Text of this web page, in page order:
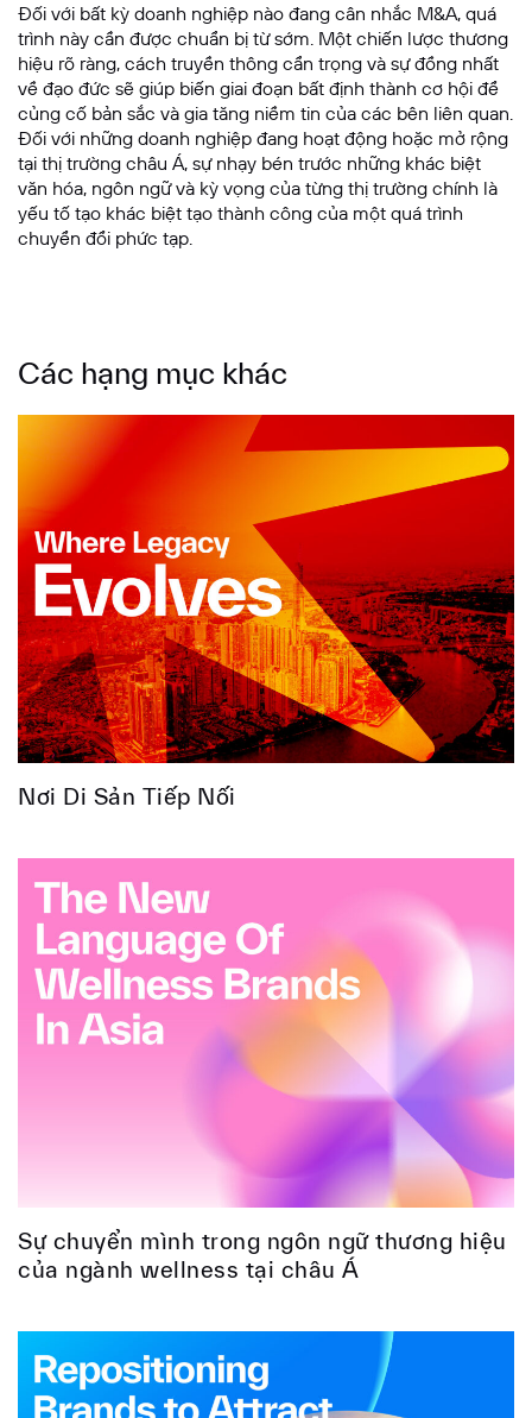
Đối với bất kỳ doanh nghiệp nào đang cân nhắc M&A, quá
trình này cần được chuẩn bị từ sớm. Một chiến lược thương
hiệu rõ ràng, cách truyền thông cẩn trọng và sự đồng nhất
về đạo đức sẽ giúp biến giai đoạn bất định thành cơ hội để
củng cố bản sắc và gia tăng niềm tin của các bên liên quan.
Đối với những doanh nghiệp đang hoạt động hoặc mở rộng
tại thị trường châu Á, sự nhạy bén trước những khác biệt
văn hóa, ngôn ngữ và kỳ vọng của từng thị trường chính là
yếu tố tạo khác biệt tạo thành công của một quá trình
chuyển đổi phức tạp.
Các hạng mục khác
Nơi Di Sản Tiếp Nối
Sự chuyển mình trong ngôn ngữ thương hiệu
của ngành wellness tại châu Á